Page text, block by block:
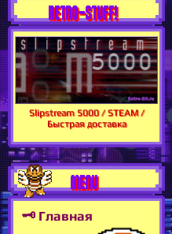
RETRO-STUFF!
Slipstream 5000 / STEAM /
Быстрая доставка
MENU
🗝 Главная